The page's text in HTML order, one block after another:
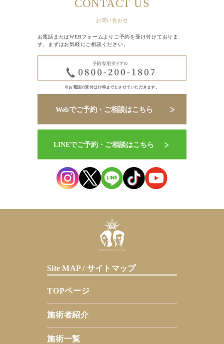
CONTACT US
お問い合わせ
お電話またはWEBフォームよりご予約を受け付けておりま
す。まずはお気軽にご相談ください。
※お電話の受付は19時までとさせていただきます。
Site MAP / サイトマップ
TOPページ
施術者紹介
施術一覧